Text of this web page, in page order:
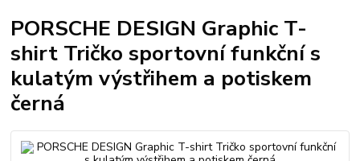
PORSCHE DESIGN Graphic T-
shirt Tričko sportovní funkční s
kulatým výstřihem a potiskem
černá